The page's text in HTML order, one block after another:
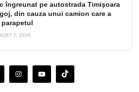
îngreunat pe autostrada Timişoara
din cauza unui camion care a
7, 2026